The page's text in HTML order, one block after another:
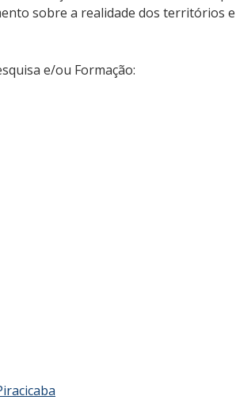
sobre a realidade dos territórios
e/ou Formação: